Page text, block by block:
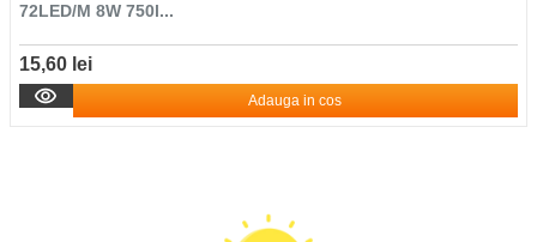
72LED/M 8W 750l...
15,60 lei
Adauga in cos